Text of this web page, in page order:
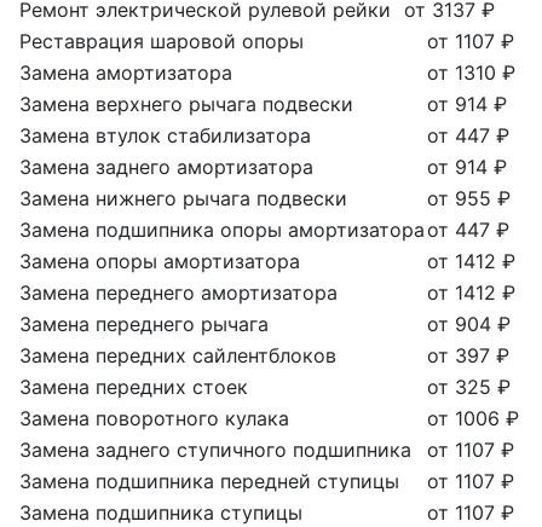
Ремонт электрической рулевой рейки от 3137 ₽
Реставрация шаровой опоры
от 1107 ₽
Замена амортизатора
от 1310 ₽
Замена верхнего рычага подвески
от 914 ₽
Замена втулок стабилизатора
от 447 ₽
Замена заднего амортизатора
от 914 ₽
Замена нижнего рычага подвески
от 955 ₽
Замена подшипника опоры амортизатораот 447 ₽
Замена опоры амортизатора
от 1412 ₽
Замена переднего амортизатора
от 1412 ₽
Замена переднего рычага
от 904 ₽
Замена передних сайлентблоков
от 397 ₽
Замена передних стоек
от 325 ₽
Замена поворотного кулака
от 1006 ₽
Замена заднего ступичного подшипника
от 1107 ₽
Замена подшипника передней ступицы
от 1107 ₽
Замена подшипника ступицы
от 1107 ₽